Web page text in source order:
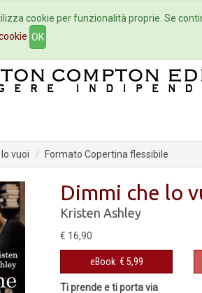
Autori Eventi
vuoi Formato Copertina flessibile
Dimmi che lo
Kristen Ashley
€ 16,90
eBook € 5,99
Ti prende e ti porta via
cookie per funzionalità proprie. Se
OK